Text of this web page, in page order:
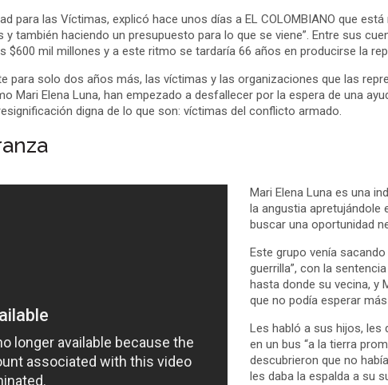
para las Víctimas, explicó hace unos días a EL COLOMBIANO que
también haciendo un presupuesto para lo que se viene”. Entre sus
$600 mil millones y a este ritmo se tardaría 66 años en producirse la
para solo dos años más, las víctimas y las organizaciones que las
Mari Elena Luna, han empezado a desfallecer por la espera de una
digna de lo que son: víctimas del conflicto armado.
Mari Elena Luna es una
la angustia apretujándole
buscar una oportunidad
Este grupo venía
guerrilla”, con la
hasta donde su vecina, y
que no podía esperar
Les habló a sus hijos,
en un bus “a la tierra
descubrieron que no
les daba la espalda a su